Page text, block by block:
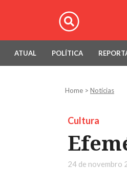
ATUAL POLÍTICA
Home > Notícias
Cultura
24 de novembro